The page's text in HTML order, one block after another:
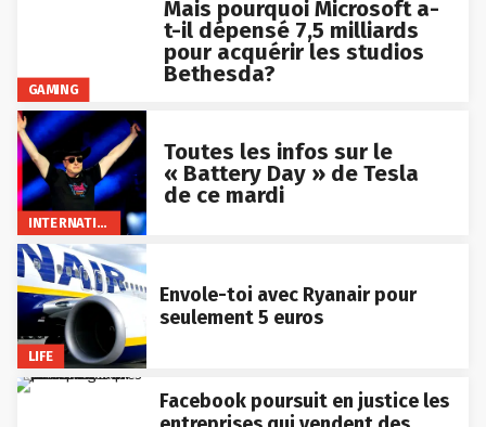
GAMING
Mais pourquoi Microsoft a-
t-il dépensé 7,5 milliards
pour acquérir les studios
Bethesda?
INTERNATIONAL
Toutes les infos sur le
« Battery Day » de Tesla
de ce mardi
LIFE
Envole-toi avec Ryanair pour
seulement 5 euros
Facebook poursuit en justice les